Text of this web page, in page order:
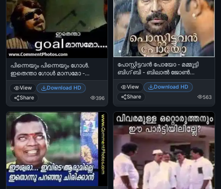
പിന്നെയും പിന്നെയും ഗോള്‍.
ഇതെന്താ ഗോള്‍ മാസമോ -
സുരാജ് വെഞ്ഞാറമ്മൂട് -
Pinneyum Pinneyum Goal.
Ithentha Goal Maasamo - Suraj
Venjarammood in China Town
View
Download HD
Share
396
പോസ്റ്റിട്ടവന്‍ പോയോ - മമ്മൂട്ടി
ബിഗ്‌ ബി - ബിലാൽ ജോൺ
കുരിശിങ്കൽ - Postittavan Poyo -
Mammootti - Bilal John
Kurishunkal - Big B
View
Download HD
Share
563